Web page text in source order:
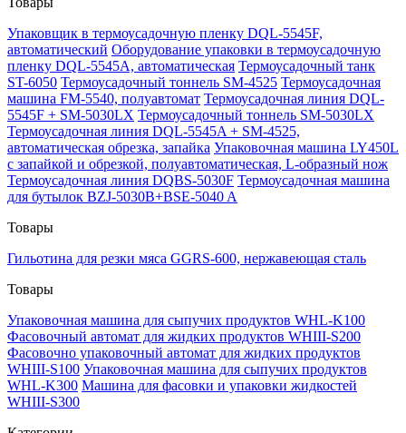
Упаковщик в термоусадочную пленку DQL-5545F,
автоматический Оборудование упаковки в термоусадочную
пленку DQL-5545A, автоматическая Термоусадочный танк
ST-6050 Термоусадочный тоннель SM-4525 Термоусадочная
машина FM-5540, полуавтомат Термоусадочная линия DQL-
5545F + SM-5030LX Термоусадочный тоннель SM-5030LX
Термоусадочная линия DQL-5545A + SM-4525,
автоматическая обрезка, запайка Упаковочная машина LY450L
с запайкой и обрезкой, полуавтоматическая, L-образный нож
Термоусадочная линия DQBS-5030F Термоусадочная машина
для бутылок BZJ-5030B+BSE-5040 A
Товары
Гильотина для резки мяса GGRS-600, нержавеющая сталь
Товары
Упаковочная машина для сыпучих продуктов WHL-K100
Фасовочный автомат для жидких продуктов WHIII-S200
Фасовочно упаковочный автомат для жидких продуктов
WHIII-S100 Упаковочная машина для сыпучих продуктов
WHL-K300 Машина для фасовки и упаковки жидкостей
WHIII-S300